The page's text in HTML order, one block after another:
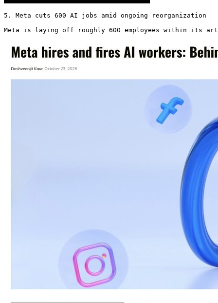
5. Meta cuts 600 AI jobs amid ongoing reorganization
Meta is laying off roughly 600 employees within its